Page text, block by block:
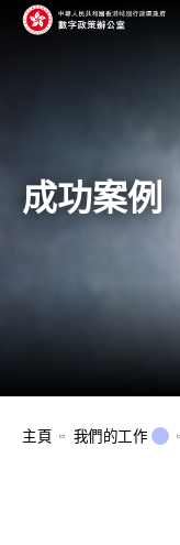
成功案例
主頁 我們的工作